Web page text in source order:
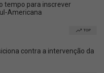
tempo para inscrever
Americana
TOP
contra a intervenção da